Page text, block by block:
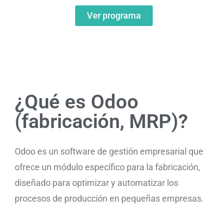
Ver programa
¿Qué es Odoo
(fabricación, MRP)?
Odoo es un software de gestión empresarial que
ofrece un módulo específico para la fabricación,
diseñado para optimizar y automatizar los
procesos de producción en pequeñas empresas.